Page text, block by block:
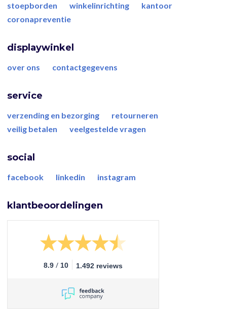
stoepborden
winkelinrichting
kantoor
coronapreventie
displaywinkel
over ons contactgegevens
service
verzending en bezorging
retourneren
veilig betalen
veelgestelde vragen
social
facebook linkedin instagram
klantbeoordelingen
8.9 / 10 1.492 reviews